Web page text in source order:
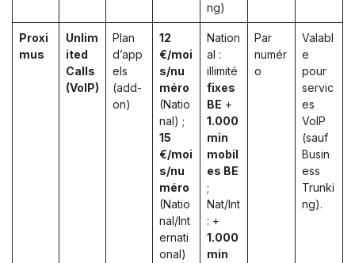
ng)
Proxi
mus
Unlim
ited
Calls
(VoIP)
Plan
d’app
els
(add-
on)
12
€/moi
s/nu
méro
(Natio
nal) ;
15
€/moi
s/nu
méro
(Natio
nal/Int
ernati
onal)
Nation
al :
illimité
fixes
BE +
1.000
min
mobil
es BE
;
Nat/Int
: +
1.000
min
Par
numér
o
Valabl
e
pour
servic
es
VoIP
(sauf
Busin
ess
Trunki
ng).